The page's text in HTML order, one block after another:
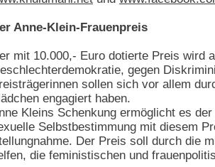
Anne-Klein-Frauenpreis
mit 10.000,- Euro dotierte Preis wird
gegen
sollen sich vor allem
engagiert haben.
Kleins Schenkung ermöglicht es
Selbstbestimmung mit diesem
Der Preis soll durch die
die feministischen und